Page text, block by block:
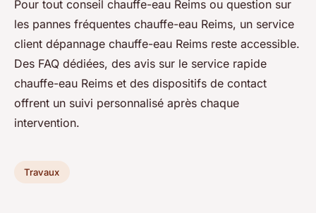
Pour tout conseil chauffe-eau Reims ou question sur
les pannes fréquentes chauffe-eau Reims, un service
client dépannage chauffe-eau Reims reste accessible.
Des FAQ dédiées, des avis sur le service rapide
chauffe-eau Reims et des dispositifs de contact
offrent un suivi personnalisé après chaque
intervention.
Travaux